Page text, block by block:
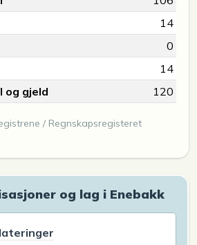
14
0
14
og gjeld
120
/ Regnskapsregisteret
og lag i Enebakk